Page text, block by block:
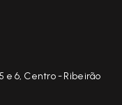
e 6, Centro - Ribeirão